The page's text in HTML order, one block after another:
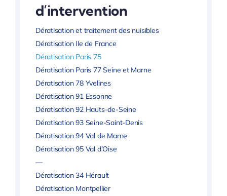
d’intervention
Dératisation et traitement des nuisibles
Dératisation Ile de France
Dératisation Paris 75
Dératisation Paris 77 Seine et Marne
Dératisation 78 Yvelines
Dératisation 91 Essonne
Dératisation 92 Hauts-de-Seine
Dératisation 93 Seine-Saint-Denis
Dératisation 94 Val de Marne
Dératisation 95 Val d’Oise
—
Dératisation 34 Hérault
Dératisation Montpellier